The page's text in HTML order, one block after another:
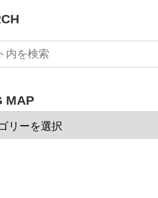
MAP